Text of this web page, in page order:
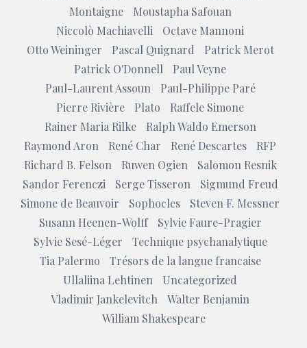
Montaigne
Moustapha Safouan
Niccolò Machiavelli
Octave Mannoni
Otto Weininger
Pascal Quignard
Patrick Merot
Patrick O'Donnell
Paul Veyne
Paul-Laurent Assoun
Paul-Philippe Paré
Pierre Rivière
Plato
Raffele Simone
Rainer Maria Rilke
Ralph Waldo Emerson
Raymond Aron
René Char René Descartes
RFP
Richard B. Felson
Ruwen Ogien
Salomon Resnik
Sandor Ferenczi
Serge Tisseron
Sigmund Freud
Simone de Beauvoir
Sophocles
Steven F. Messner
Susann Heenen-Wolff
Sylvie Faure-Pragier
Sylvie Sesé-Léger
Technique psychanalytique
Tia Palermo
Trésors de la langue francaise
Ullaliina Lehtinen
Uncategorized
Vladimir Jankelevitch
Walter Benjamin
William Shakespeare